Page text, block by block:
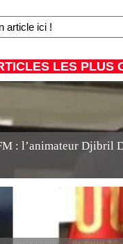
LES PLUS
: l’animateur Djibril